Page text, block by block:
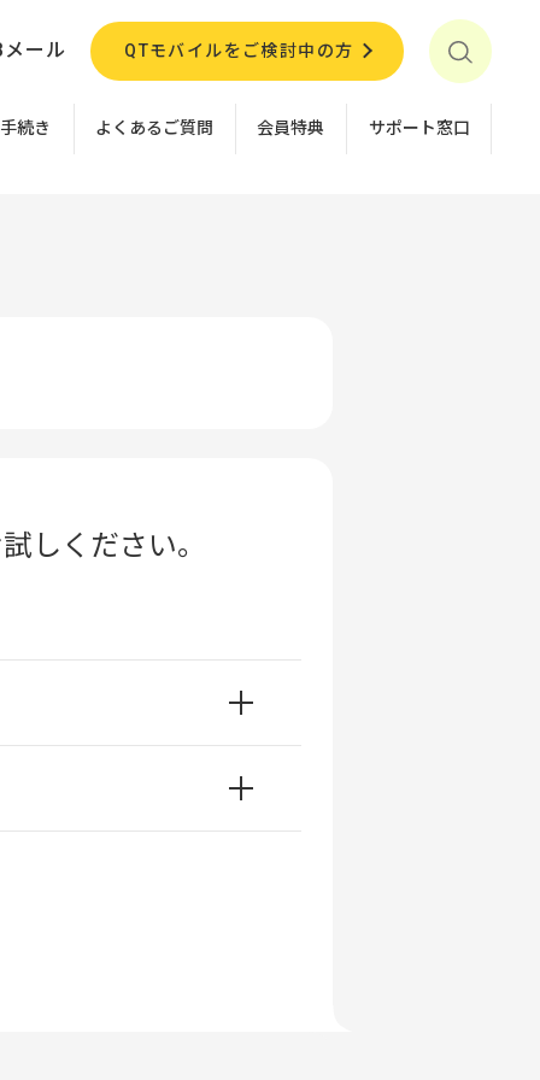
メール QTモバイルをご検討中の方
続き よくあるご質問 会員特典 サポート窓口
しください。